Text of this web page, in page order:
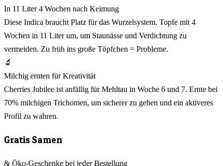
In 11 Liter 4 Wochen nach Keimung
Diese Indica braucht Platz für das Wurzelsystem. Topfe mit 4
Wochen in 11 Liter um, um Staunässe und Verdichtung zu
vermeiden. Zu früh ins große Töpfchen = Probleme.
🔬
Milchig ernten für Kreativität
Cherries Jubilee ist anfällig für Mehltau in Woche 6 und 7. Ernte bei
70% milchigen Trichomen, um sicherer zu gehen und ein aktiveres
Profil zu wahren.
Gratis Samen
& Öko-Geschenke bei jeder Bestellung